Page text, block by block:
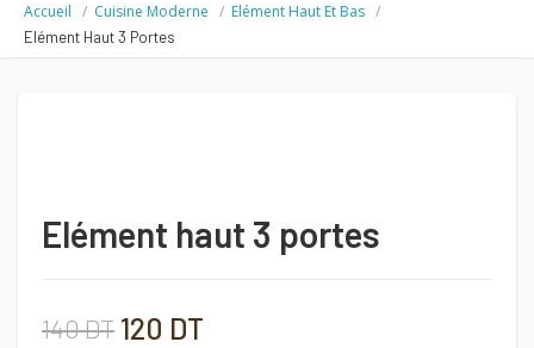
Accueil Cuisine Moderne Elément Haut Et Bas
Elément Haut 3 Portes
Elément haut 3 portes
140DT Le
120 DT